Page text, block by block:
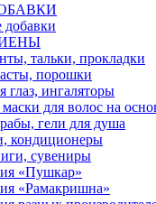
тальки, прокладки
порошки
глаз, ингаляторы
для волос на
гели для душа
кондиционеры
сувениры
«Пушкар»
«Рамакришна»